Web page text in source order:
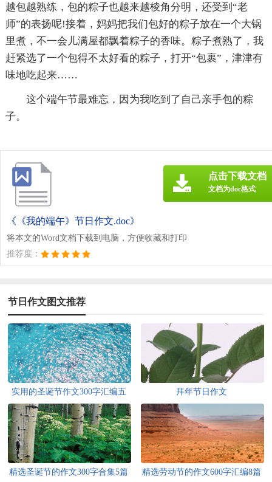
越包越熟练，包的粽子也越来越棱角分明，还受到“老
师”的表扬呢!接着，妈妈把我们包好的粽子放在一个大锅
里煮，不一会儿满屋都飘着粽子的香味。粽子煮熟了，我
赶紧选了一个包得不太好看的粽子，打开“包裹”，津津有
味地吃起来……
这个端午节最难忘，因为我吃到了自己亲手包的粽
子。
《《我的端午》节日作文.doc》
将本文的Word文档下载到电脑，方便收藏和打印
推荐度：
点击下载文档
文档为doc格式
节日作文图文推荐
实用的圣诞节作文300字汇编五
篇
拜年节日作文
精选圣诞节的作文300字合集5篇 精选劳动节的作文600字汇编8篇